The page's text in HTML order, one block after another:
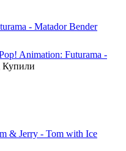
- Matador Bender
Animation: Futurama -
Купили
& Jerry - Tom with Ice